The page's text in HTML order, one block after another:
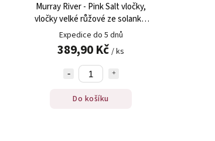
Murray River - Pink Salt vločky,
vločky velké růžové ze solanky,
Austrálie, 150 g
Expedice do 5 dnů
389,90 Kč / ks
Do košíku